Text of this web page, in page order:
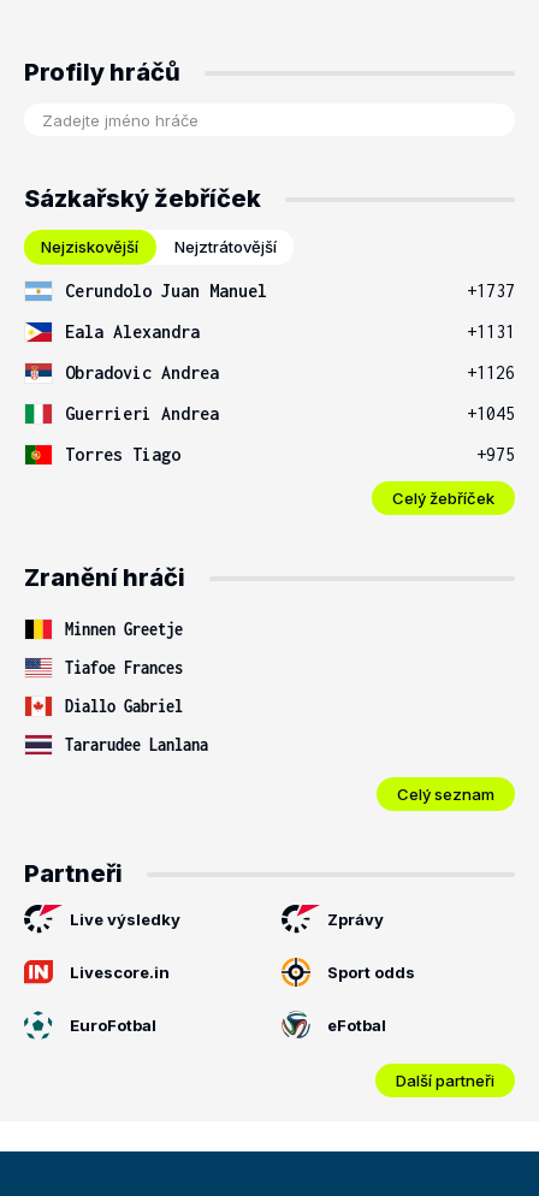
Profily hráčů
Sázkařský žebříček
Nejziskovější Nejztrátovější
Cerundolo Juan Manuel
+1737
Eala Alexandra
+1131
Obradovic Andrea
+1126
Guerrieri Andrea
+1045
Torres Tiago
+975
Celý žebříček
Zranění hráči
Minnen Greetje
Tiafoe Frances
Diallo Gabriel
Tararudee Lanlana
Celý seznam
Partneři
Live výsledky Zprávy
Livescore.in Sport odds
EuroFotbal eFotbal
Další partneři